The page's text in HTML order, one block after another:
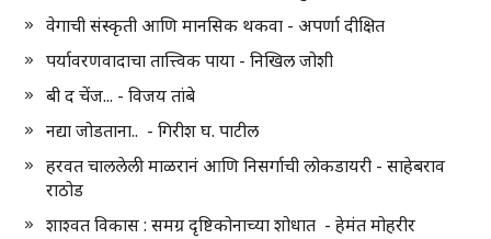
वेगाची संस्कृती आणि मानसिक थकवा - अपर्णा दीक्षित
पर्यावरणवादाचा तात्त्विक पाया - निखिल जोशी
बी द चेंज... - विजय तांबे
नद्या जोडताना.. - गिरीश घ. पाटील
हरवत चाललेली माळरानं आणि निसर्गाची लोकडायरी - साहेबराव
राठोड
शाश्वत विकास : समग्र दृष्टिकोनाच्या शोधात - हेमंत मोहरीर